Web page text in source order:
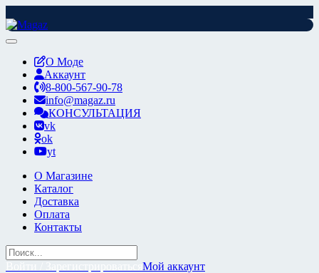
Перейти
к
О Моде
Аккаунт
8-800-567-90-78
info@magaz.ru
КОНСУЛЬТАЦИЯ
vk
ok
yt
О Магазине
Каталог
Доставка
Оплата
Контакты
Мой аккаунт